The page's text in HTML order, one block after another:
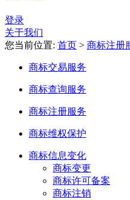
登录
关于我们
您当前位置: 首页 > 商标注册
商标交易服务
商标查询服务
商标注册服务
商标维权保护
商标信息变化
商标变更
商标许可备案
商标注销